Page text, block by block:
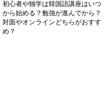
初心者や独学は韓国語講座はいつ
から始める？勉強が進んでから？
対面やオンラインどちらがおすす
め？